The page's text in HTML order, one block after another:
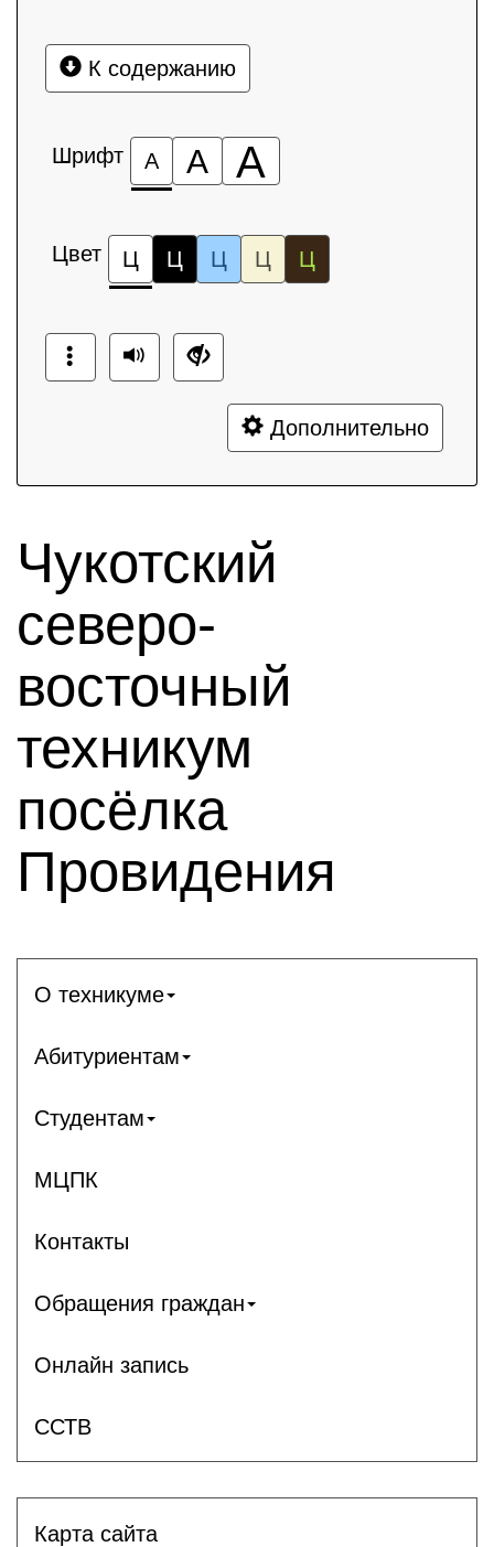
К содержанию
Шрифт А А А
Цвет Ц Ц Ц Ц Ц
Дополнительно
Чукотский
северо-
восточный
техникум
посёлка
Провидения
О техникуме
Абитуриентам
Студентам
МЦПК
Контакты
Обращения граждан
Онлайн запись
ССТВ
Карта сайта